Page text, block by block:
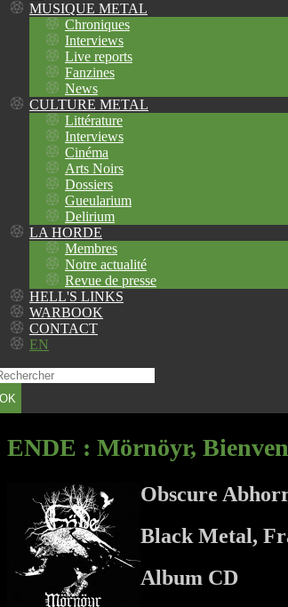
MUSIQUE METAL
Chroniques
Interviews
Live reports
Fanzines
News
CULTURE METAL
Littérature
Interviews
Cinéma
Arts Noirs
Dossiers
Gueularium
Delirium
LA HORDE
Membres
Notre actualité
Revue de presse
HELL'S LINKS
WARBOOK
CONTACT
EN
OK
ENDE : Mörnöyr,
Obscure
Black Metal,
Album CD